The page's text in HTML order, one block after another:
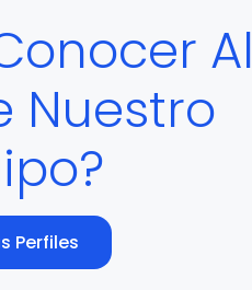
Al
Nuestro
Perfiles